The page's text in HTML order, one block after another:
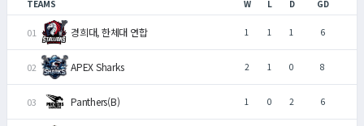
TEAMS W L D GD
경희대, 한체대 연합 1 1 1 6
APEX Sharks 2 1 0 8
Panthers(B) 1 0 2 6